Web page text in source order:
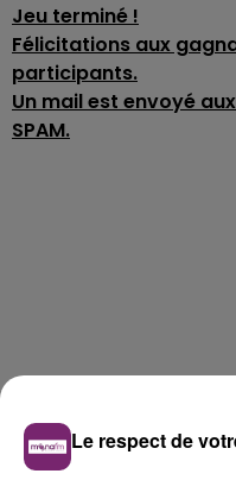
Jeu terminé !
Félicitations aux
participants.
Un mail est envoyé
SPAM.
Le respect de